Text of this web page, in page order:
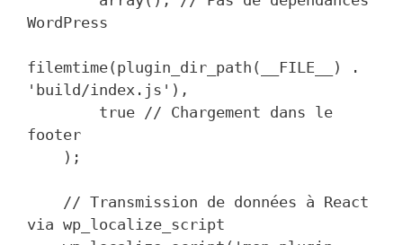
WordPress
filemtime(plugin_dir_path(__FILE__) .
'build/index.js'),
footer
via wp_localize_script